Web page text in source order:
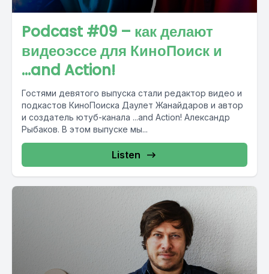
Podcast #09 – как делают
видеоэссе для КиноПоиск и
...and Action!
Гостями девятого выпуска стали редактор видео и
подкастов КиноПоиска Даулет Жанайдаров и автор
и создатель ютуб-канала ...and Action! Александр
Рыбаков. В этом выпуске мы...
Listen